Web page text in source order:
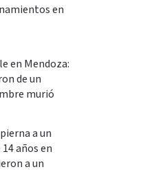
en
en Mendoza:
de un
murió
a un
años en
a un